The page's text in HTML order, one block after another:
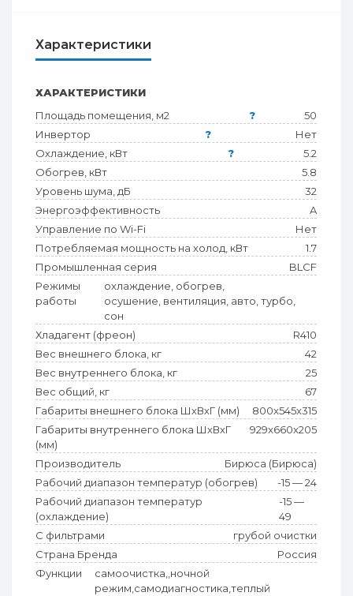
Характеристики
ХАРАКТЕРИСТИКИ
Площадь помещения, м2
?
50
Инвертор
?
Нет
Охлаждение, кВт
?
5.2
Обогрев, кВт
5.8
Уровень шума, дБ
32
Энергоэффективность
A
Управление по Wi-Fi
Нет
Потребляемая мощность на холод, кВт
1.7
Промышленная серия
BLCF
Режимы
работы
охлаждение, обогрев,
осушение, вентиляция, авто, турбо,
сон
Хладагент (фреон)
R410
Вес внешнего блока, кг
42
Вес внутреннего блока, кг
25
Вес общий, кг
67
Габариты внешнего блока ШхВхГ (мм)
800x545x315
Габариты внутреннего блока ШхВхГ
(мм)
929x660x205
Производитель
Бирюса (Бирюса)
Рабочий диапазон температур (обогрев)
-15 — 24
Рабочий диапазон температур
(охлаждение)
-15 —
49
С фильтрами
грубой очистки
Страна Бренда
Россия
Функции
самоочистка,,ночной
режим,самодиагностика,теплый